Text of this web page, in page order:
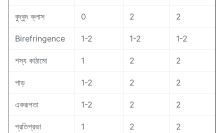
বুদ্বুদ ক্লাস 0 2 2
Birefringence 1-2 1-2 1-2
শস্য কাঠামো 1 2 2
পাড় 1-2 2 2
একরূপতা 1-2 2 2
প্রতিপ্রভা 1 2 2